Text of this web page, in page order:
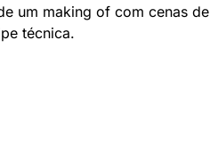
um making of com cenas de
técnica.